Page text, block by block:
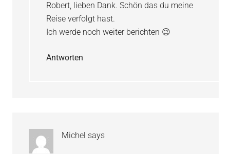
Robert, lieben Dank. Schön das du meine
Reise verfolgt hast.
Ich werde noch weiter berichten 😉
Antworten
Michel says